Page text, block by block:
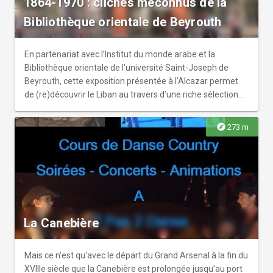
Bibliothèque orientale de Beyrouth
En partenariat avec l’Institut du monde arabe et la
Bibliothèque orientale de l’université Saint-Joseph de
Beyrouth, cette exposition présentée à l’Alcazar permet
de (re)découvrir le Liban au travers d’une riche sélection
photographies, issues des collections beyrouthines, fixent
des moments de vie, des monuments ou des paysages,
créant ainsi un témoignage durable de patrimoines
fragiles, parfois disparus, souvent en péril, toujours en
danger.r r Les documents dessinés ou imprimés,
conservés dans les fonds rares et précieux de la Ville de
Marseille, participent de cette même volonté de garder
trace des richesses du Liban. Cette exposition est donc un
dialogue inédit entre les collections de deux bibliothèques
patrimoniales par delà la Méditerranée.r r Vernissage le
jeudi 21 mai à 17h30 en présence des commissaires
d’exposition,r qui proposeront une visite commentée de
explore 273 m
La Canebière
Mais ce n'est qu'avec le départ du Grand Arsenal à la fin du
XVIIIe siècle que la Canebière est prolongée jusqu'au port